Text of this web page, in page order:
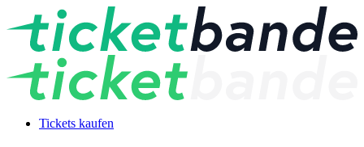
Tickets kaufen